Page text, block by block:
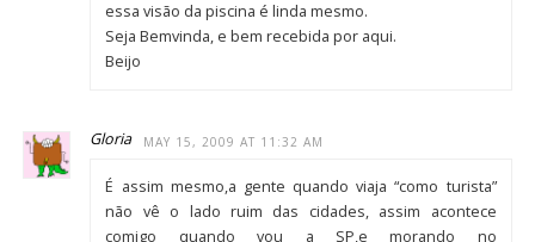
essa visão da piscina é linda mesmo.
Seja Bemvinda, e bem recebida por aqui.
Beijo
Gloria MAY 15, 2009 AT 11:32 AM
É assim mesmo,a gente quando viaja “como turista”
não vê o lado ruim das cidades, assim acontece
comigo quando vou a SP,e morando no